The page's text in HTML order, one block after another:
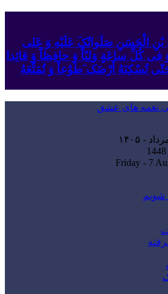
بْنِ الْحَسَنِ صَلَواتُکَ عَلَیْهِ وَ عَلى
فی کُلِّ ساعَةٍ وَلِیّاً وَ حافِظاً وَ قائِدا
حَتّى تُسْکِنَهُ أَرْضَک َطَوْعاً وَ تُمَتِّعَهُ
شویم